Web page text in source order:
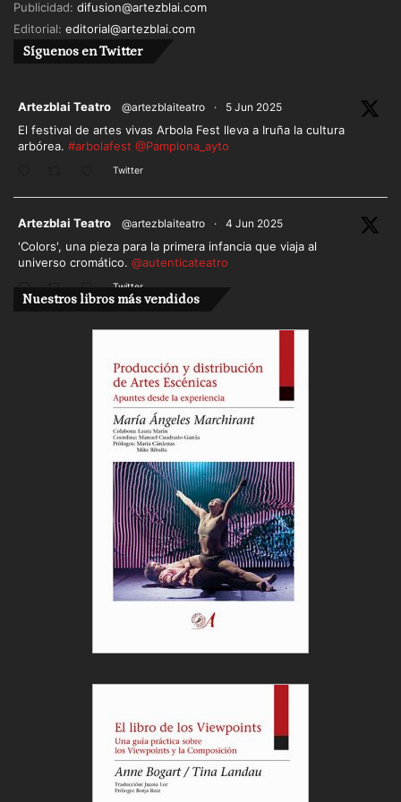
Mejor Actriz Secundaria
Eva Isanta – ‘Las que gritan’
Alberto Amarilla – ‘Lorca por Saura’
Mejor Actriz de Reparto
Júlia Roch – ‘La madre’
Mejor Actor de Reparto
Fran Cantos – ‘El alcalde de Zalamea’
TELEVISIÓN
Mejor Actriz Protagonista
Candela Peña – ‘El caso Asunta’
Mejor Actor Protagonista
Oriol Pla – ‘Yo, adicto’
Mejor Actriz Secundaria
Marina Salas – ‘Yo, adicto’
Mejor Actor Secundario
Pedro Casablanc – ‘Querer’
Elisabet Gelabert – ‘Querer’
MEJOR ACTRIZ REVELACIÓN
Zoe Bonafonte – ‘El 47’
Publicidad: difusion@artezblai.com
Editorial: editorial@artezblai.com
Síguenos en Twitter
Artezblai Teatro @artezblaiteatro · 5 Jun 2025
El festival de artes vivas Arbola Fest lleva a Iruña la cultura
arbórea. #arbolafest @Pamplona_ayto
Twitter
Artezblai Teatro @artezblaiteatro · 4 Jun 2025
'Colors', una pieza para la primera infancia que viaja al
universo cromático. @autenticateatro
Twitter
Cargar más
Nuestros libros más vendidos